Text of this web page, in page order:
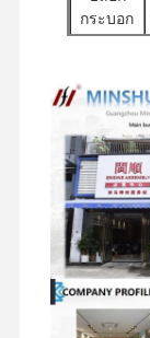
กรณี
เครื่องยนต์เพ
กระบอก
สูบ
สตาร์ท
ส่วน
ประกอบ
แบบหมุน
ได้